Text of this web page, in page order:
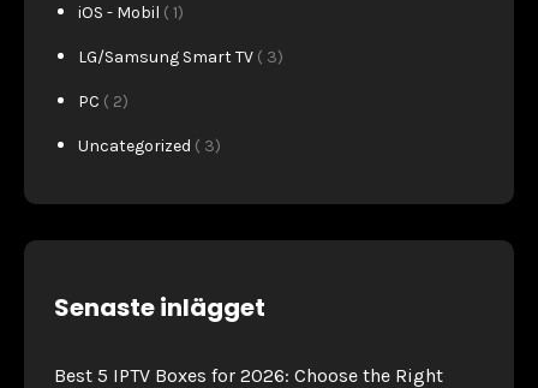
iOS - Mobil ( 1)
LG/Samsung Smart TV ( 3)
PC ( 2)
Uncategorized ( 3)
Senaste inlägget
Best 5 IPTV Boxes for 2026: Choose the Right